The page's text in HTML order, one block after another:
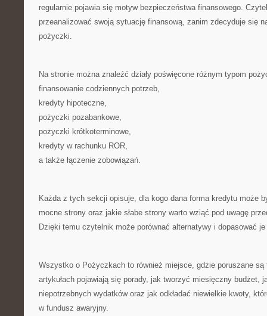
regularnie pojawia się motyw bezpieczeństwa finansowego.
przeanalizować swoją sytuację finansową, zanim zdecyduje się
pożyczki.
Na stronie można znaleźć działy poświęcone różnym typom
finansowanie codziennych potrzeb,
kredyty hipoteczne,
pożyczki pozabankowe,
pożyczki krótkoterminowe,
kredyty w rachunku ROR,
a także łączenie zobowiązań.
Każda z tych sekcji opisuje, dla kogo dana forma kredytu może
mocne strony oraz jakie słabe strony warto wziąć pod uwagę
Dzięki temu czytelnik może porównać alternatywy i dopasować
Wszystko o Pożyczkach to również miejsce, gdzie poruszane są
artykułach pojawiają się porady, jak tworzyć miesięczny budżet,
niepotrzebnych wydatków oraz jak odkładać niewielkie kwoty,
w fundusz awaryjny.